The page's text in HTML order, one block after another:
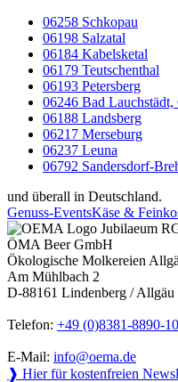
06258 Schkopau
06198 Salzatal
06184 Kabelsketal
06179 Teutschenthal
06193 Petersberg
06246 Bad Lauchstädt,
06188 Landsberg
06217 Merseburg
06237 Leuna
06792 Sandersdorf-
und überall in Deutschland.
Genuss-EventsKäse &
ÖMA Beer GmbH
Ökologische Molkereien
Am Mühlbach 2
D-88161 Lindenberg / Allgäu
Telefon: +49 (0)8381-8890-
E-Mail: info@oema.de
❱ Hier für kostenfreien